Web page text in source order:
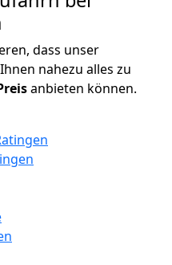
dass unser
nahezu alles zu
anbieten können.